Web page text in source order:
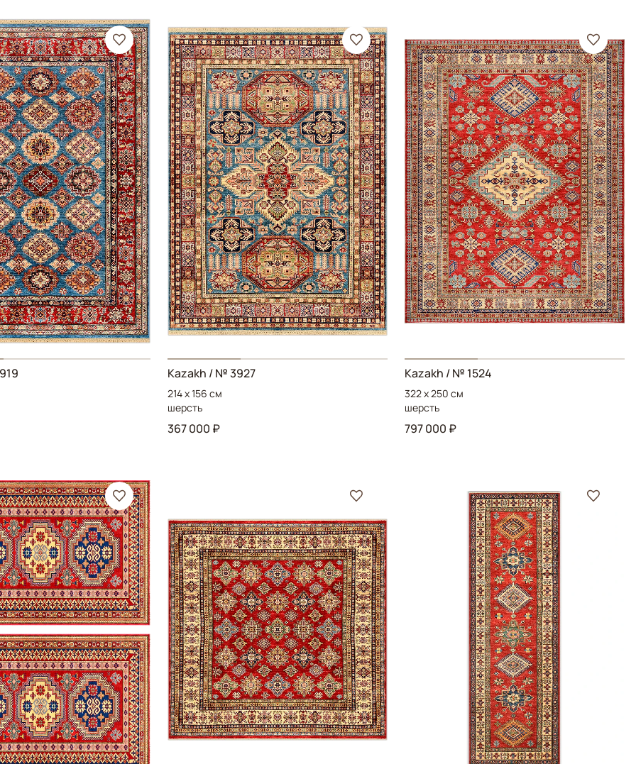
Kazakh / № 3927
214 x 156 см
шерсть
367 000 ₽
Kazakh / № 1524
322 x 250 см
шерсть
797 000 ₽